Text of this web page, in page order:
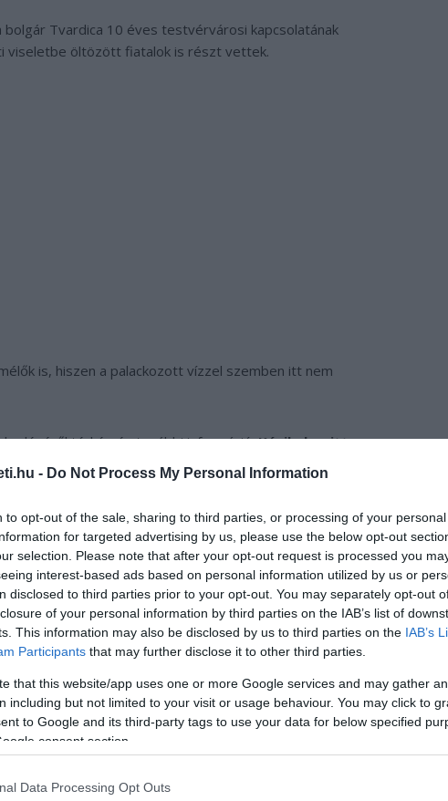
- Do Not Process My Personal Information
to opt-out of the sale, sharing to third parties, or processing of your
for targeted advertising by us, please use the below opt-out
selection. Please note that after your opt-out request is processed you
interest-based ads based on personal information utilized by us or
disclosed to third parties prior to your opt-out. You may separately opt-out
of your personal information by third parties on the IAB’s list of
This information may also be disclosed by us to third parties on the IAB’s
Participants that may further disclose it to other third parties.
that this website/app uses one or more Google services and may gather
including but not limited to your visit or usage behaviour. You may click to
to Google and its third-party tags to use your data for below specified
consent section.
Data Processing Opt Outs
Tvardica 10 éves testvérvárosi kapcsolatának
viseletbe öltözött fiatalok is részt vettek.
is, hiszen a palackozott vízzel szemben itt nem
térkép és további információ:Kánikula – itt az